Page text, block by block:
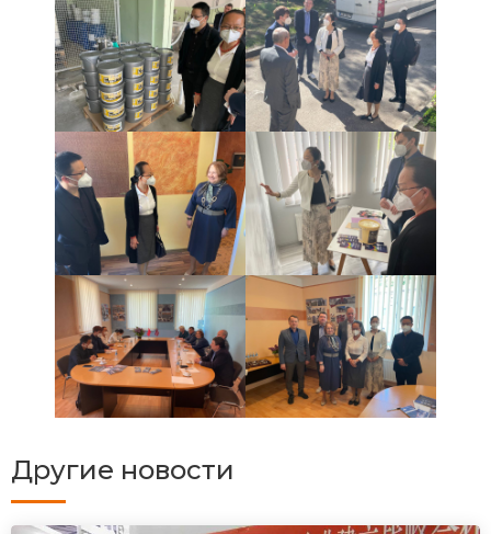
Другие новости